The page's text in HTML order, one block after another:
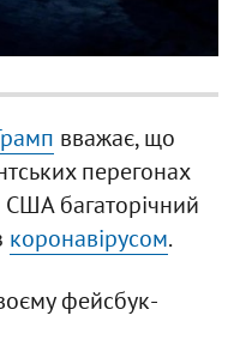
вважає, що
перегонах
США багаторічний
коронавірусом.
фейсбук-